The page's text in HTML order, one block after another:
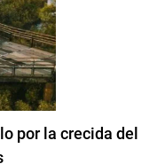
por la crecida del